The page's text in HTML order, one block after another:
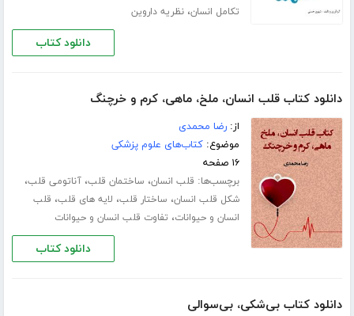
تکامل انسان،نظریه داروین
دانلود کتاب
دانلود کتاب قلب انسان، ملخ، ماهی، کرم و خرچنگ
از:رضا محمدی
موضوع:کتاب‌های علوم پزشکی
۱۶ صفحه
برچسب‌ها: قلب انسان، ساختمان قلب،آناتومی قلب،
شکل قلب انسان، ساختار قلب، لایه های قلب، قلب
انسان و حیوانات، تفاوت قلب انسان و حیوانات
دانلود کتاب
دانلود کتاب بی‌شکی، بی‌سوالی